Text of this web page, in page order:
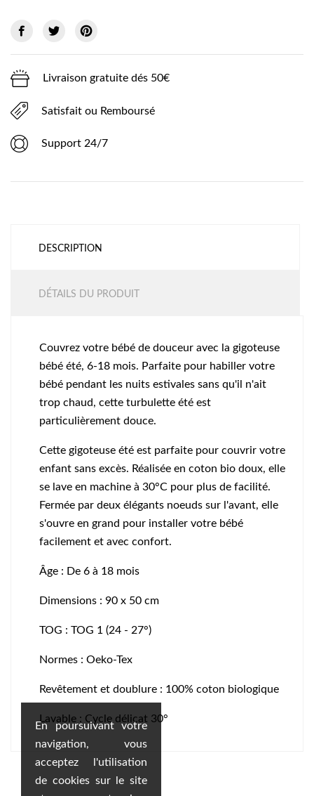
Livraison gratuite dés 50€
Satisfait ou Remboursé
Support 24/7
DESCRIPTION
DÉTAILS DU PRODUIT
Couvrez votre bébé de douceur avec la gigoteuse
bébé été, 6-18 mois. Parfaite pour habiller votre
bébé pendant les nuits estivales sans qu'il n'ait
trop chaud, cette turbulette été est
particulièrement douce.
Cette gigoteuse été est parfaite pour couvrir votre
enfant sans excès. Réalisée en coton bio doux, elle
se lave en machine à 30°C pour plus de facilité.
Fermée par deux élégants noeuds sur l'avant, elle
s'ouvre en grand pour installer votre bébé
facilement et avec confort.
Âge : De 6 à 18 mois
Dimensions : 90 x 50 cm
TOG : TOG 1 (24 - 27°)
Normes : Oeko-Tex
Revêtement et doublure : 100% coton biologique
Lavable : Cycle délicat 30°
En poursuivant votre
navigation, vous
acceptez l'utilisation
de cookies sur le site